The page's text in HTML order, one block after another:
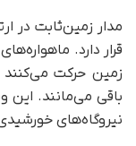
قرار دارد.
زمین حرکت می‌کنند
باقی می‌مانند. این
نیروگاه‌های